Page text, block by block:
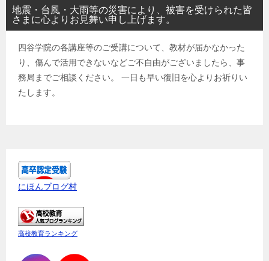
地震・台風・大雨等の災害により、被害を受けられた皆
さまに心よりお見舞い申し上げます。
四谷学院の各講座等のご受講について、教材が届かなかった
り、傷んで活用できないなどご不自由がございましたら、事
務局までご相談ください。 一日も早い復旧を心よりお祈りい
たします。
にほんブログ村
高校教育ランキング